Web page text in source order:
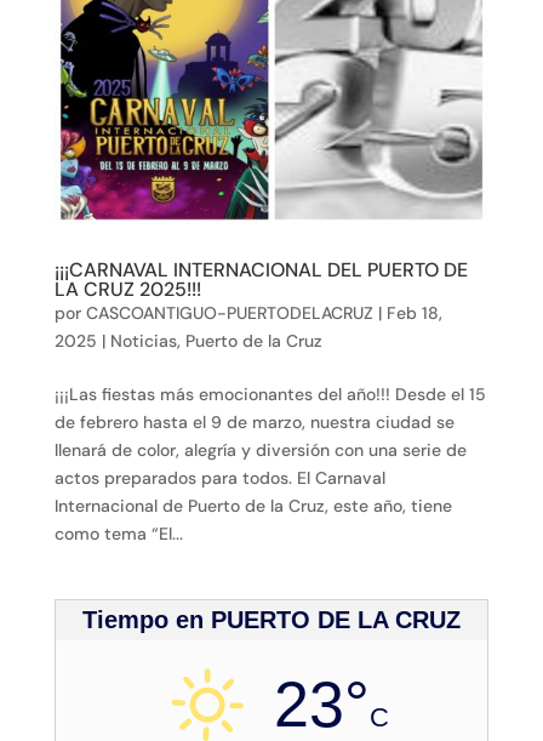
¡¡¡CARNAVAL INTERNACIONAL DEL PUERTO DE
LA CRUZ 2025!!!
por CASCOANTIGUO-PUERTODELACRUZ | Feb 18,
2025 | Noticias, Puerto de la Cruz
¡¡¡Las fiestas más emocionantes del año!!! Desde el 15
de febrero hasta el 9 de marzo, nuestra ciudad se
llenará de color, alegría y diversión con una serie de
actos preparados para todos. El Carnaval
Internacional de Puerto de la Cruz, este año, tiene
como tema “El...
Tiempo en PUERTO DE LA CRUZ
23°C